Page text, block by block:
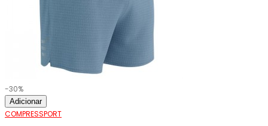
-30%
Adicionar
COMPRESSPORT